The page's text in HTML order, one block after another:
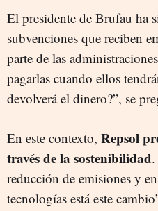
El presidente de Brufau ha
subvenciones que reciben
parte de las
pagarlas cuando ellos
devolverá el dinero?”, se
En este contexto, Repsol
través de la sostenibilidad
reducción de emisiones y
tecnologías está este